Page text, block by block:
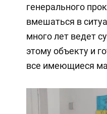
генерального
вмешаться в
много лет ведет
этому объекту и
все имеющиеся